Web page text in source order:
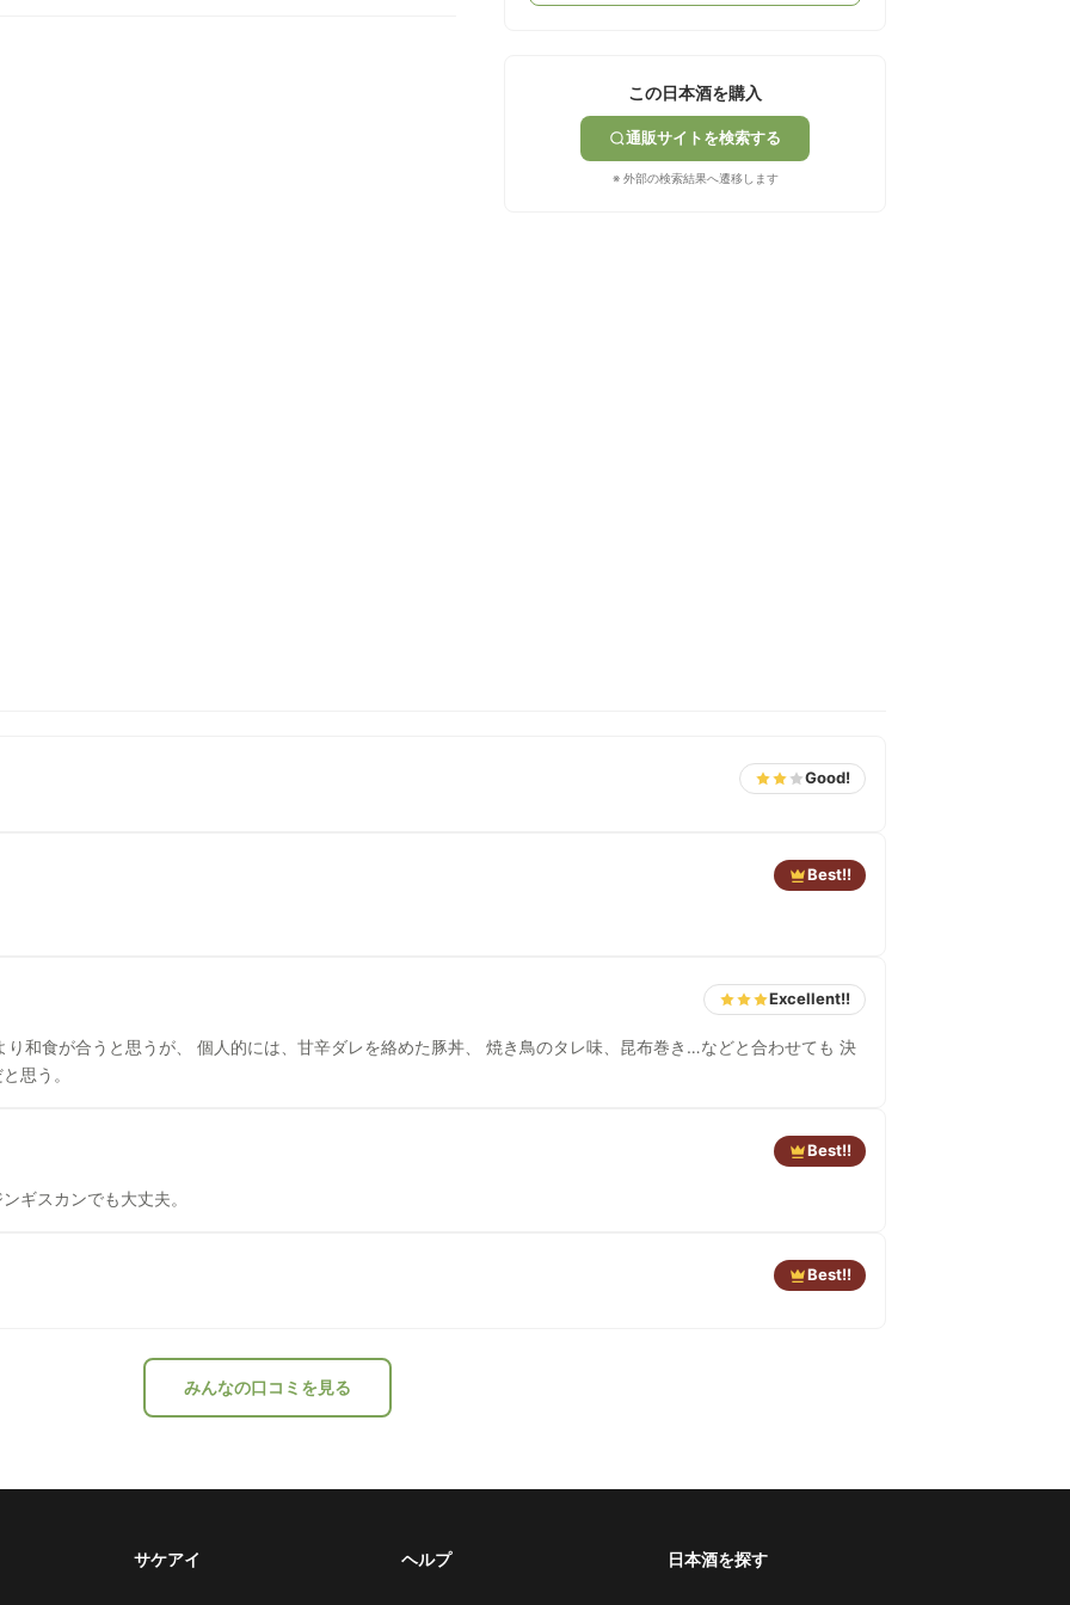
この日本酒を購入
通販サイトを検索する
※ 外部の検索結果へ遷移します
Good!
Best!!
Excellent!!
和食が合うと思うが、 個人的には、甘辛ダレを絡めた豚丼、 焼き鳥のタレ味、昆布巻き…などと合わせても 決
思う。
Best!!
ギスカンでも大丈夫。
Best!!
みんなの口コミを見る
サケアイ ヘルプ 日本酒を探す